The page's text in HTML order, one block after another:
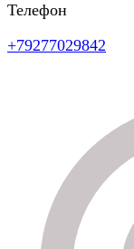
Телефон
+79277029842